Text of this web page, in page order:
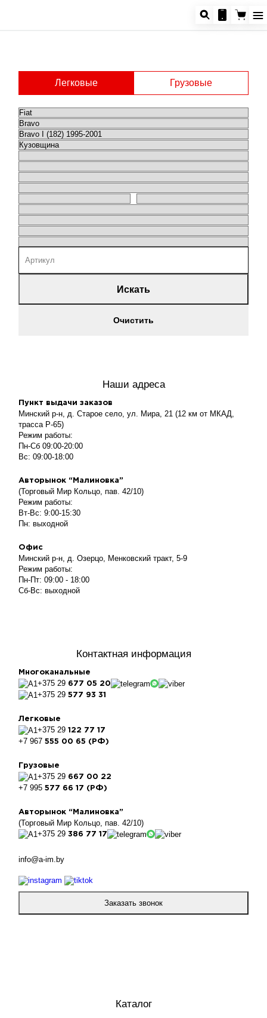
Легковые Грузовые
Искать
Очистить
Наши адреса
Пункт выдачи заказов
Минский р-н, д. Старое село, ул. Мира, 21 (12 км от МКАД,
трасса P-65)
Режим работы:
Пн-Сб 09:00-20:00
Вс: 09:00-18:00
Авторынок “Малиновка”
(Торговый Мир Кольцо, пав. 42/10)
Режим работы:
Вт-Вс: 9:00-15:30
Пн: выходной
Офис
Минский р-н, д. Озерцо, Менковский тракт, 5-9
Режим работы:
Пн-Пт: 09:00 - 18:00
Сб-Вс: выходной
Контактная информация
Многоканальные
+375 29 677 05 20
+375 29 577 93 31
Легковые
+375 29 122 77 17
+7 967 555 00 65 (РФ)
Грузовые
+375 29 667 00 22
+7 995 577 66 17 (РФ)
Авторынок “Малиновка”
(Торговый Мир Кольцо, пав. 42/10)
+375 29 386 77 17
info@a-im.by
Заказать звонок
Каталог